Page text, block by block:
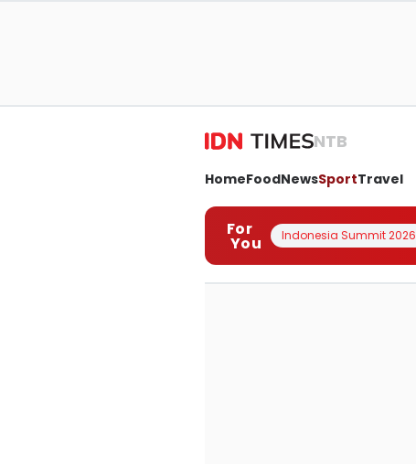
NTB
HomeFoodNewsSportTravel
For
You Indonesia Summit 2026